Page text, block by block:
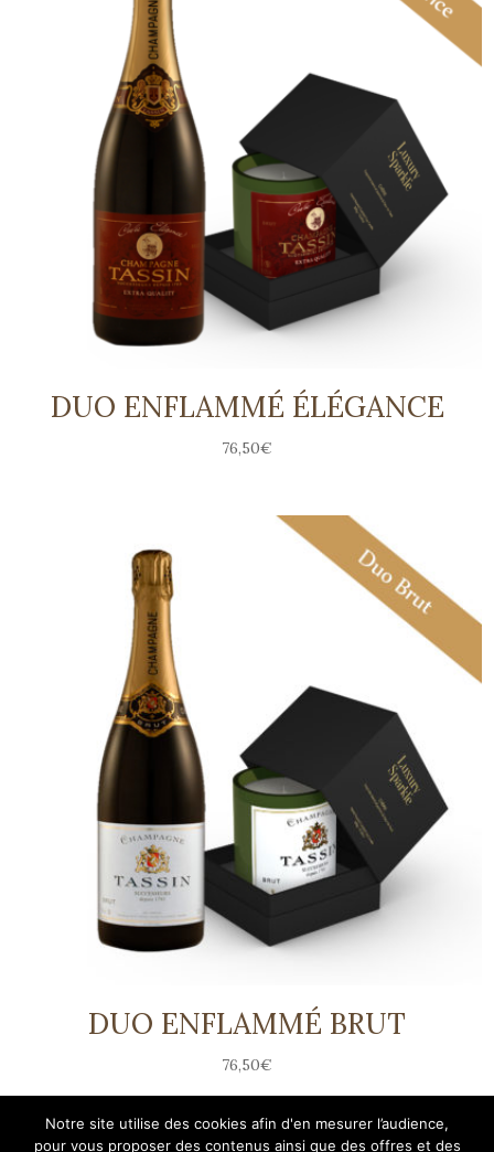
DUO ENFLAMMÉ ÉLÉGANCE
76,50€
DUO ENFLAMMÉ BRUT
76,50€
Notre site utilise des cookies afin d'en mesurer l’audience,
pour vous proposer des contenus ainsi que des offres et des